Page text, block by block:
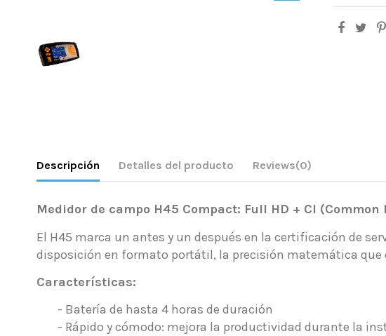
Descripción Detalles del producto Reviews(0)
Medidor de campo H45 Compact: Full HD + CI
El H45 marca un antes y un después en la certificación de
disposición en formato portátil, la precisión matemática
Características:
- Batería de hasta 4 horas de duración
- Rápido y cómodo: mejora la productividad durante la